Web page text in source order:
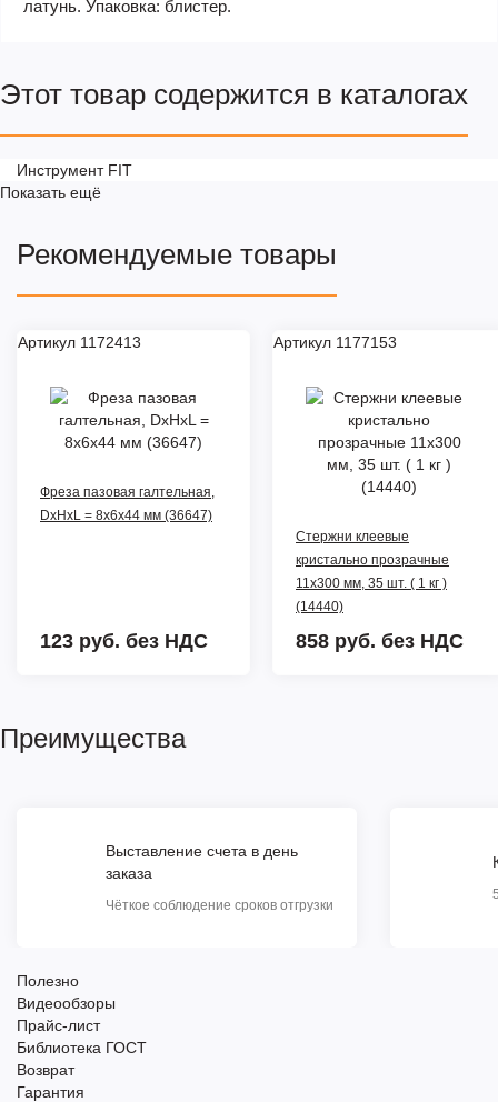
латунь. Упаковка: блистер.
Этот товар содержится в каталогах
Инструмент FIT
Показать ещё
Рекомендуемые товары
Артикул 1172413
Фреза пазовая галтельная,
DxHxL = 8х6х44 мм (36647)
123 руб. без НДС
Артикул 1177153
Стержни клеевые
кристально прозрачные
11х300 мм, 35 шт. ( 1 кг )
(14440)
858 руб. без НДС
Преимущества
Выставление счета в день
заказа
Чёткое соблюдение сроков отгрузки
Полезно
Видеообзоры
Прайс-лист
Библиотека ГОСТ
Возврат
Гарантия